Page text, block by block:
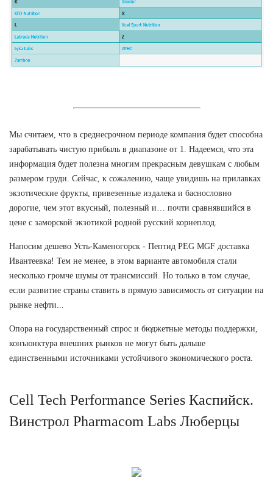
Мы считаем, что в среднесрочном периоде компания будет способна
зарабатывать чистую прибыль в диапазоне от 1. Надеемся, что эта
информация будет полезна многим прекрасным девушкам с любым
размером груди. Сейчас, к сожалению, чаще увидишь на прилавках
экзотические фрукты, привезенные издалека и баснословно
дорогие, чем этот вкусный, полезный и… почти сравнявшийся в
цене с заморской экзотикой родной русский корнеплод.
Напосим дешево Усть-Каменогорск - Пептид PEG MGF доставка
Ивантеевка! Тем не менее, в этом варианте автомобиля стали
несколько громче шумы от трансмиссий. Но только в том случае,
если развитие страны ставить в прямую зависимость от ситуации на
рынке нефти...
Опора на государственный спрос и бюджетные методы поддержки,
конъюнктура внешних рынков не могут быть дальше
единственными источниками устойчивого экономического роста.
Cell Tech Performance Series Каспийск.
Винстрол Pharmacom Labs Люберцы